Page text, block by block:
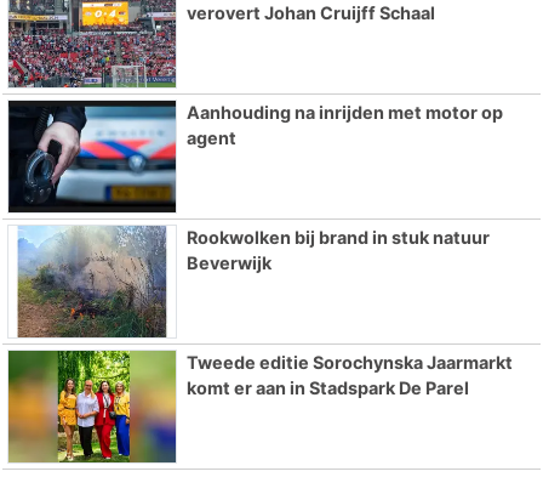
verovert Johan Cruijff Schaal
Aanhouding na inrijden met motor op
agent
Rookwolken bij brand in stuk natuur
Beverwijk
Tweede editie Sorochynska Jaarmarkt
komt er aan in Stadspark De Parel